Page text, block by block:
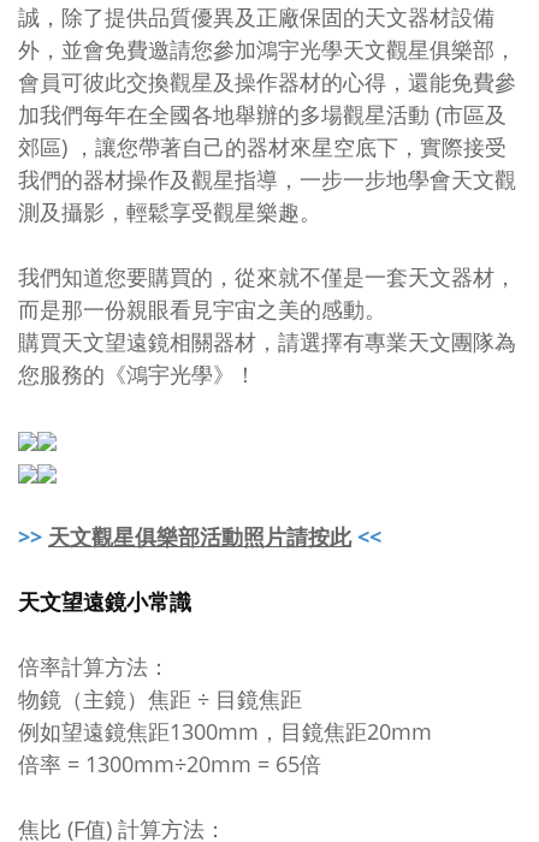
誠，除了提供品質優異及正廠保固的天文器材設備
外，並會免費邀請您參加鴻宇光學天文觀星俱樂部，
會員可彼此交換觀星及操作器材的心得，還能免費參
加我們每年在全國各地舉辦的多場觀星活動 (市區及
郊區) ，讓您帶著自己的器材來星空底下，實際接受
我們的器材操作及觀星指導，一步一步地學會天文觀
測及攝影，輕鬆享受觀星樂趣。
我們知道您要購買的，從來就不僅是一套天文器材，
而是那一份親眼看見宇宙之美的感動。
購買天文望遠鏡相關器材，請選擇有專業天文團隊為
您服務的《鴻宇光學》！
>> 天文觀星俱樂部活動照片請按此<<
天文望遠鏡小常識
倍率計算方法：
物鏡（主鏡）焦距 ÷ 目鏡焦距
例如望遠鏡焦距1300mm，目鏡焦距20mm
倍率 = 1300mm÷20mm = 65倍
焦比 (F值) 計算方法：